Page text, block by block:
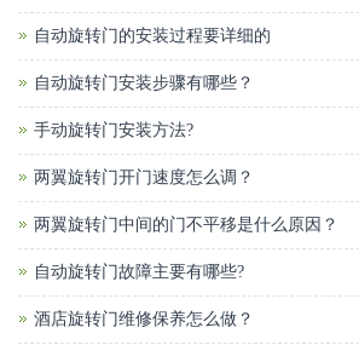
自动旋转门的安装过程要详细的
自动旋转门安装步骤有哪些？
手动旋转门安装方法?
两翼旋转门开门速度怎么调？
两翼旋转门中间的门不平移是什么原因？
自动旋转门故障主要有哪些?
酒店旋转门维修保养怎么做？